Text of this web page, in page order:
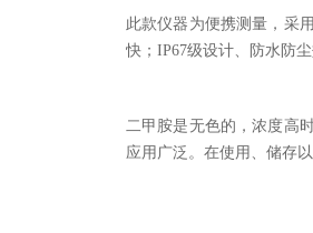
此款仪器为便携测量，采
快； IP67级设计、防水防
二甲胺是无色的，浓度高
应用广泛。在使用、储存